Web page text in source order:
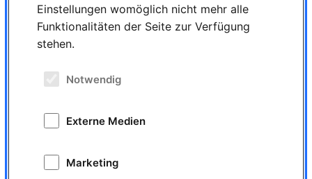
Erhalten Sie unsere aktuellsten Stellenangebote
Einstellungen womöglich nicht mehr alle
Funktionalitäten der Seite zur Verfügung
stehen.
Notwendig
Externe Medien
Marketing